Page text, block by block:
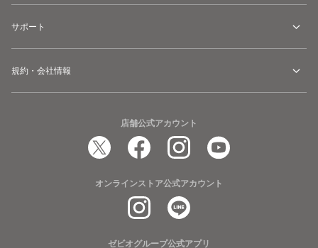
サポート
規約・会社情報
店舗公式アカウント
オンラインストア公式アカウント
ゼビオグループ公式アプリ